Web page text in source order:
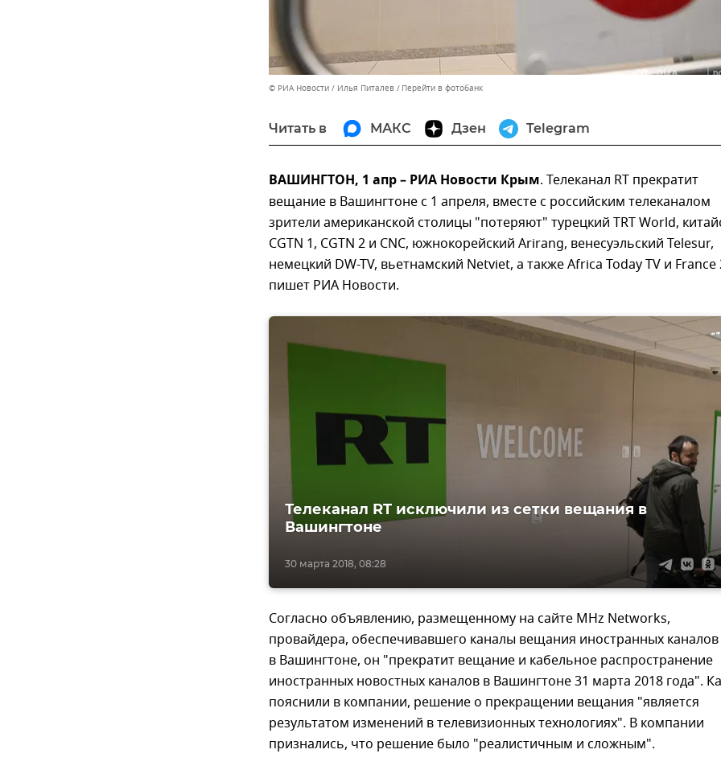
© РИА Новости / Илья Питалев Перейти в фотобанк
Читать в МАКС Дзен Telegram
ВАШИНГТОН, 1 апр – РИА Новости Крым. Телеканал RT прекратит
вещание в Вашингтоне с 1 апреля, вместе с российским телеканалом
зрители американской столицы "потеряют" турецкий TRT World,
CGTN 1, CGTN 2 и CNC, южнокорейский Arirang, венесуэльский Telesur,
немецкий DW-TV, вьетнамский Netviet, а также Africa Today TV и France
пишет РИА Новости.
30 марта 2018, 08:28
Телеканал RT исключили из сетки вещания в
Вашингтоне
Согласно объявлению, размещенному на сайте MHz Networks,
провайдера, обеспечивавшего каналы вещания иностранных каналов
в Вашингтоне, он "прекратит вещание и кабельное распространение
иностранных новостных каналов в Вашингтоне 31 марта 2018 года".
пояснили в компании, решение о прекращении вещания "является
результатом изменений в телевизионных технологиях". В компании
признались, что решение было "реалистичным и сложным".